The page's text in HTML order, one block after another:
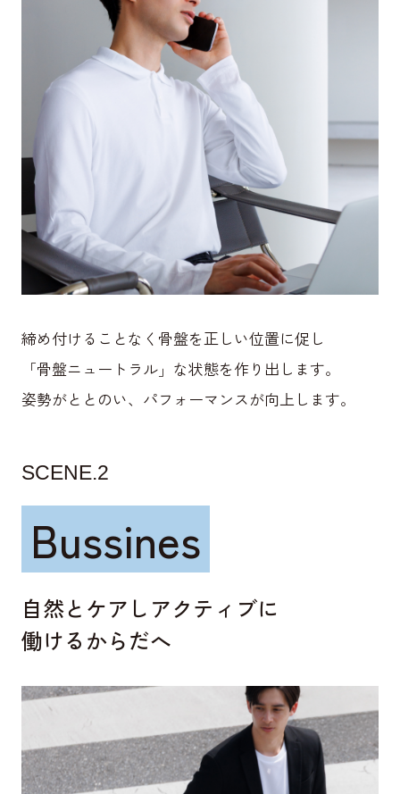
締め付けることなく骨盤を正しい位置に促し
「骨盤ニュートラル」な状態を作り出します。
姿勢がととのい、パフォーマンスが向上します。
SCENE.2
Bussines
自然とケアしアクティブに
働けるからだへ